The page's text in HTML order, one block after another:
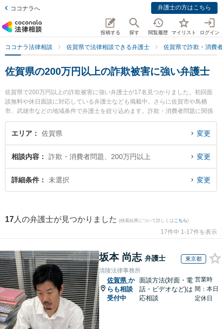
ココナラへ 弁護士の方はこちら
投稿する 探す 閲覧履歴 マイリスト ログイン
ココナラ法律相談 佐賀県で法律相談できる弁護士 佐賀県で詐欺・消費
佐賀県の200万円以上の詐欺被害に強い弁護士
佐賀県で200万円以上の詐欺被害に強い弁護士が17名見つかりました。初回面
談無料や休日面談に対応している弁護士なども掲載中。さらに佐賀市や鳥栖
市、武雄市などの地域条件で弁護士を絞り込めます。詐欺・消費者問題に関係
する投資詐欺や副業詐欺、FX詐欺等の細かな分野での絞り込み検索もでき便利
です。特にありあけ法律事務所の富永 洋一弁護士や弁護士法人ITS法律事務所
鳥栖事務所の松田 直弁護士、弁護士法人桑原法律事務所の矢野 雄基弁護士のプ
や夜間に発生した200万円以上の詐欺被害のトラブルを今すぐに弁護士に相談
したい』『200万円以上の詐欺被害のトラブル解決の実績豊富な近くの弁護士
を検索したい』『初回相談無料で200万円以上の詐欺被害を法律相談できる佐
エリア 佐賀県 変更
相談内容 詐欺・消費者問題、200万円以上 変更
詳細条件 未選択 変更
17 人の弁護士が見つかりました (検索結果について詳しくは こちら)
17件中 1-17件を表示
坂本 尚志 弁護士 東京都
清陵法律事務所
佐賀県 か
らも相談
受付中
面談方法(対面・電
話・ビデオなど)は
応相談
営業時
間：本日
定休日